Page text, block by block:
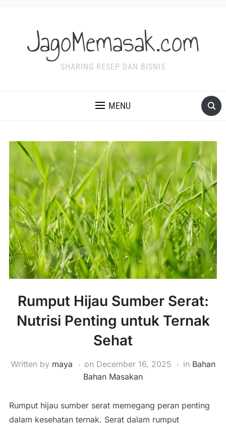
JagoMemasak.com
SHARING RESEP DAN BISNIS
MENU
Rumput Hijau Sumber Serat:
Nutrisi Penting untuk Ternak
Sehat
Written by maya on December 16, 2025 in Bahan
Bahan Masakan
Rumput hijau sumber serat memegang peran penting
dalam kesehatan ternak. Serat dalam rumput